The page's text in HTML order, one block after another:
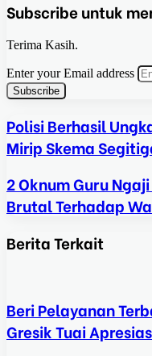
Subscribe untuk
Terima Kasih.
Enter your Email address
Polisi Berhasil
Mirip Skema
2 Oknum Guru
Brutal Terhadap
Berita Terkait
Beri Pelayanan
Gresik Tuai